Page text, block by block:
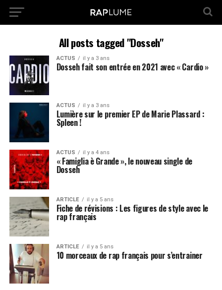
All posts tagged "Dosseh"
ACTUS il y a 3 ans
Dosseh fait son entrée en 2021 avec « Cardio »
ACTUS il y a 3 ans
Lumière sur le premier EP de Marie Plassard :
Spleen !
ACTUS il y a 4 ans
« Famiglia è Grande », le nouveau single de
Dosseh
ARTICLE il y a 5 ans
Fiche de révisions : Les figures de style avec le
rap français
ARTICLE il y a 5 ans
10 morceaux de rap français pour s’entrainer